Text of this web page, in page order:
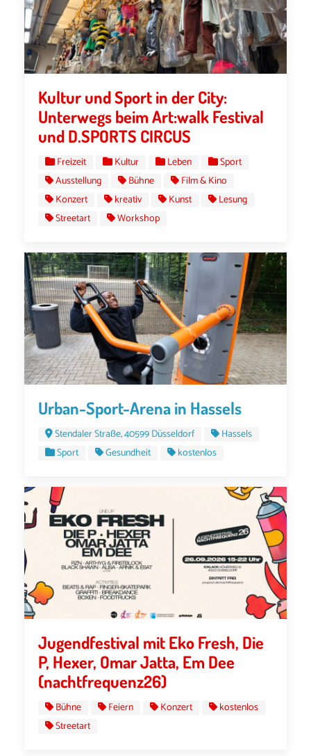
Kultur und Sport in der City:
Unterwegs beim Art:walk Festival
und D.SPORTS CIRCUS
Freizeit Kultur Leben
Sport
Ausstellung
Bühne
Film & Kino
Konzert
kreativ Kunst
Lesung
Streetart
Workshop
Urban-Sport-Arena in Hassels
Stendaler Straße, 40599 Düsseldorf
Hassels
Sport
Gesundheit kostenlos
Jugendfestival mit Eko Fresh, Die
P, Hexer, Omar Jatta, Em Dee
(nachtfrequenz26)
Bühne Feiern Konzert
kostenlos
Streetart